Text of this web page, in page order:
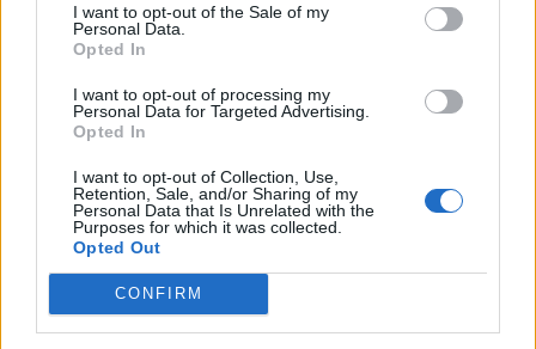
I want to opt-out of the Sale of my
Personal Data.
Opted In
I want to opt-out of processing my
Personal Data for Targeted Advertising.
Opted In
I want to opt-out of Collection, Use,
Retention, Sale, and/or Sharing of my
Personal Data that Is Unrelated with the
Purposes for which it was collected.
Opted Out
CONFIRM
FTSE4Good
Alpha Bank: Για πρώτη φορά το Αρχαίο Θέατρο Επιδαύρου άνοιξε τις
πύλες του σε όλους